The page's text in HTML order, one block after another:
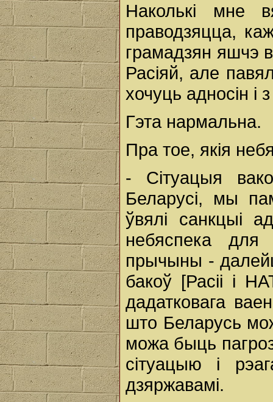
Наколькі мне
праводзяцца,
грамадзян яшчэ
Расіяй, але
хочуць адносін і
Гэта нармальна.
Пра тое, якія
- Сітуацыя
Беларусі, мы
ўвялі санкцыі
небяспека
прычыны -
бакоў [Расіі і
дадатковага
што Беларусь
можа быць
сітуацыю і
дзяржавамі.